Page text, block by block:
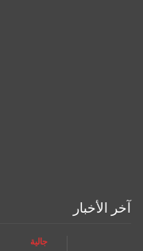
آخر الأخبار
جالية